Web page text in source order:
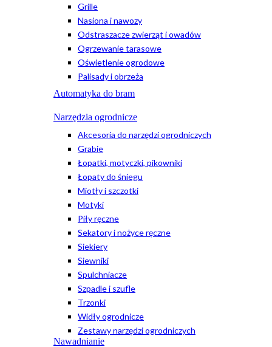
Grille
Nasiona i nawozy
Odstraszacze zwierząt i owadów
Ogrzewanie tarasowe
Oświetlenie ogrodowe
Palisady i obrzeża
Automatyka do bram
Narzędzia ogrodnicze
Akcesoria do narzędzi ogrodniczych
Grabie
Łopatki, motyczki, pikowniki
Łopaty do śniegu
Miotły i szczotki
Motyki
Piły ręczne
Sekatory i nożyce ręczne
Siekiery
Siewniki
Spulchniacze
Szpadle i szufle
Trzonki
Widły ogrodnicze
Zestawy narzędzi ogrodniczych
Nawadnianie